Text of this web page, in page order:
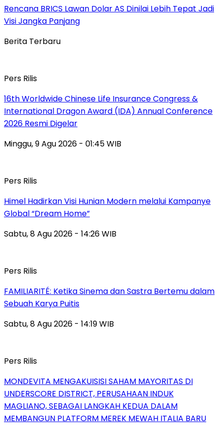
Rencana BRICS Lawan Dolar AS Dinilai Lebih Tepat Jadi
Visi Jangka Panjang
Berita Terbaru
Pers Rilis
16th Worldwide Chinese Life Insurance Congress &
International Dragon Award (IDA) Annual Conference
2026 Resmi Digelar
Minggu, 9 Agu 2026 - 01:45 WIB
Pers Rilis
Himel Hadirkan Visi Hunian Modern melalui Kampanye
Global “Dream Home”
Sabtu, 8 Agu 2026 - 14:26 WIB
Pers Rilis
FAMILIARITÉ: Ketika Sinema dan Sastra Bertemu dalam
Sebuah Karya Puitis
Sabtu, 8 Agu 2026 - 14:19 WIB
Pers Rilis
MONDEVITA MENGAKUISISI SAHAM MAYORITAS DI
UNDERSCORE DISTRICT, PERUSAHAAN INDUK
MAGLIANO, SEBAGAI LANGKAH KEDUA DALAM
MEMBANGUN PLATFORM MEREK MEWAH ITALIA BARU